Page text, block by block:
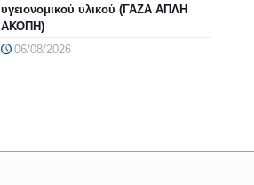
υγειονομικού υλικού (ΓΑΖΑ ΑΠΛΗ
ΑΚΟΠΗ)
06/08/2026